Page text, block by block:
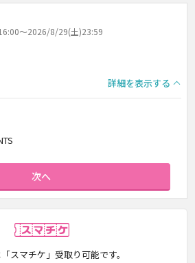
～2026/8/29(土)23:59
詳細を表示する
次へ
スマチケ」受取り可能です。